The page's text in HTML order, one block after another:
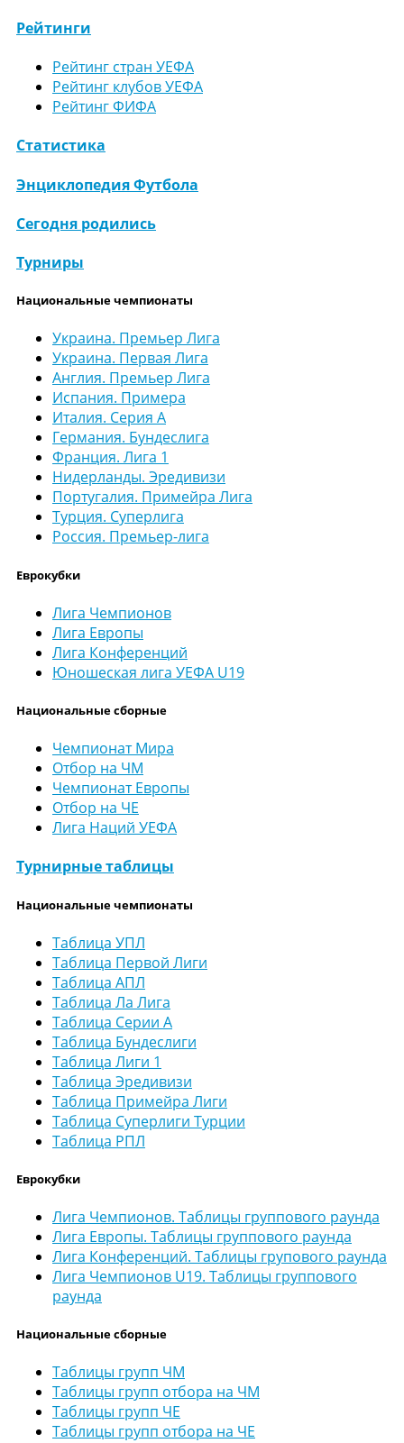
Рейтинги
Рейтинг стран УЕФА
Рейтинг клубов УЕФА
Рейтинг ФИФА
Статистика
Энциклопедия Футбола
Сегодня родились
Турниры
Национальные чемпионаты
Украина. Премьер Лига
Украина. Первая Лига
Англия. Премьер Лига
Испания. Примера
Италия. Серия А
Германия. Бундеслига
Франция. Лига 1
Нидерланды. Эредивизи
Португалия. Примейра Лига
Турция. Суперлига
Россия. Премьер-лига
Еврокубки
Лига Чемпионов
Лига Европы
Лига Конференций
Юношеская лига УЕФА U19
Национальные сборные
Чемпионат Мира
Отбор на ЧМ
Чемпионат Европы
Отбор на ЧЕ
Лига Наций УЕФА
Турнирные таблицы
Национальные чемпионаты
Таблица УПЛ
Таблица Первой Лиги
Таблица АПЛ
Таблица Ла Лига
Таблица Серии А
Таблица Бундеслиги
Таблица Лиги 1
Таблица Эредивизи
Таблица Примейра Лиги
Таблица Суперлиги Турции
Таблица РПЛ
Еврокубки
Лига Чемпионов. Таблицы группового раунда
Лига Европы. Таблицы группового раунда
Лига Конференций. Таблицы групового раунда
Лига Чемпионов U19. Таблицы группового
раунда
Национальные сборные
Таблицы групп ЧМ
Таблицы групп отбора на ЧМ
Таблицы групп ЧЕ
Таблицы групп отбора на ЧЕ